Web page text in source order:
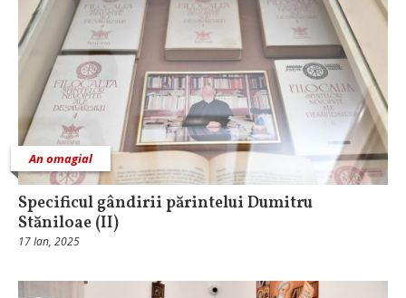
An omagial
Specificul gândirii părintelui Dumitru
Stăniloae (II)
17 Ian, 2025